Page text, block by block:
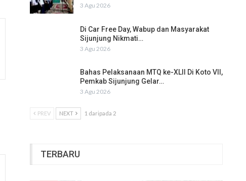
3 Agu 2026
Di Car Free Day, Wabup dan Masyarakat
Sijunjung Nikmati…
3 Agu 2026
Bahas Pelaksanaan MTQ ke-XLII Di Koto VII,
Pemkab Sijunjung Gelar…
3 Agu 2026
PREV NEXT 1 daripada 2
TERBARU